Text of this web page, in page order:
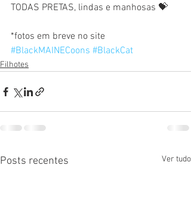
TODAS PRETAS, lindas e manhosas 💝
*fotos em breve no site
#BlackMAINECoons #BlackCat
Filhotes
Posts recentes Ver tudo